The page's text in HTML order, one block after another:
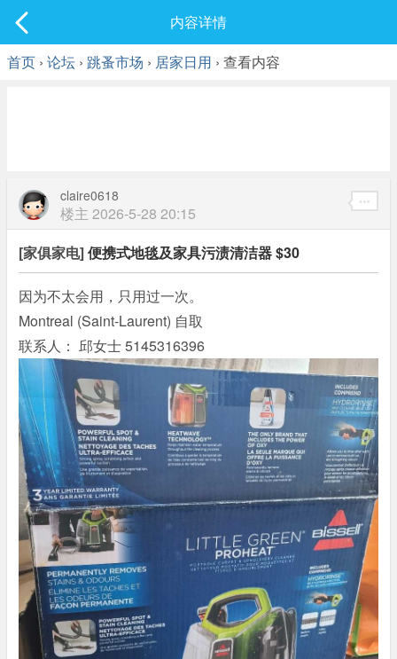
最新发表
内容详情
首页 › 论坛 › 跳蚤市场 › 居家日用 › 查看内容
claire0618
楼主 2026-5-28 20:15
[家俱家电]便携式地毯及家具污渍清洁器 $30
因为不太会用，只用过一次。
Montreal (Saint-Laurent) 自取
联系人： 邱女士 5145316396